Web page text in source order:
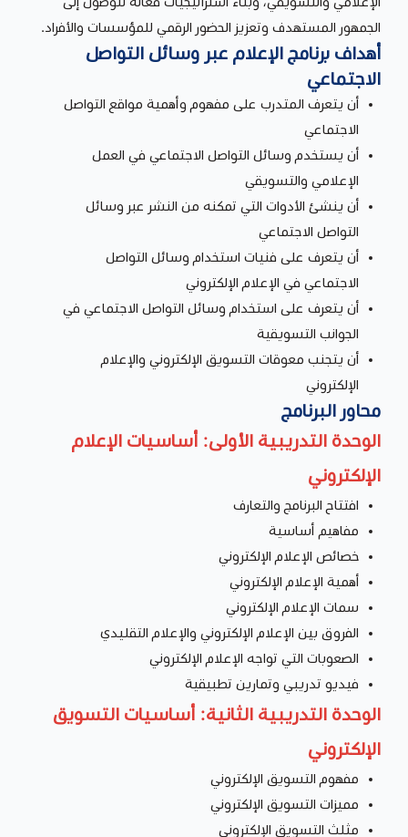
الجمهور المستهدف وتعزيز الحضور الرقمي للمؤسسات والأفراد.
أهداف برنامج الإعلام عبر وسائل التواصل
الاجتماعي
أن يتعرف المتدرب على مفهوم وأهمية مواقع التواصل
الاجتماعي
أن يستخدم وسائل التواصل الاجتماعي في العمل
الإعلامي والتسويقي
أن ينشئ الأدوات التي تمكنه من النشر عبر وسائل
التواصل الاجتماعي
أن يتعرف على فنيات استخدام وسائل التواصل
الاجتماعي في الإعلام الإلكتروني
أن يتعرف على استخدام وسائل التواصل الاجتماعي في
الجوانب التسويقية
أن يتجنب معوقات التسويق الإلكتروني والإعلام
الإلكتروني
محاور البرنامج
الوحدة التدريبية الأولى: أساسيات الإعلام
الإلكتروني
افتتاح البرنامج والتعارف
مفاهيم أساسية
خصائص الإعلام الإلكتروني
أهمية الإعلام الإلكتروني
سمات الإعلام الإلكتروني
الفروق بين الإعلام الإلكتروني والإعلام التقليدي
الصعوبات التي تواجه الإعلام الإلكتروني
فيديو تدريبي وتمارين تطبيقية
الوحدة التدريبية الثانية: أساسيات التسويق
الإلكتروني
مفهوم التسويق الإلكتروني
مميزات التسويق الإلكتروني
مثلث التسويق الإلكتروني